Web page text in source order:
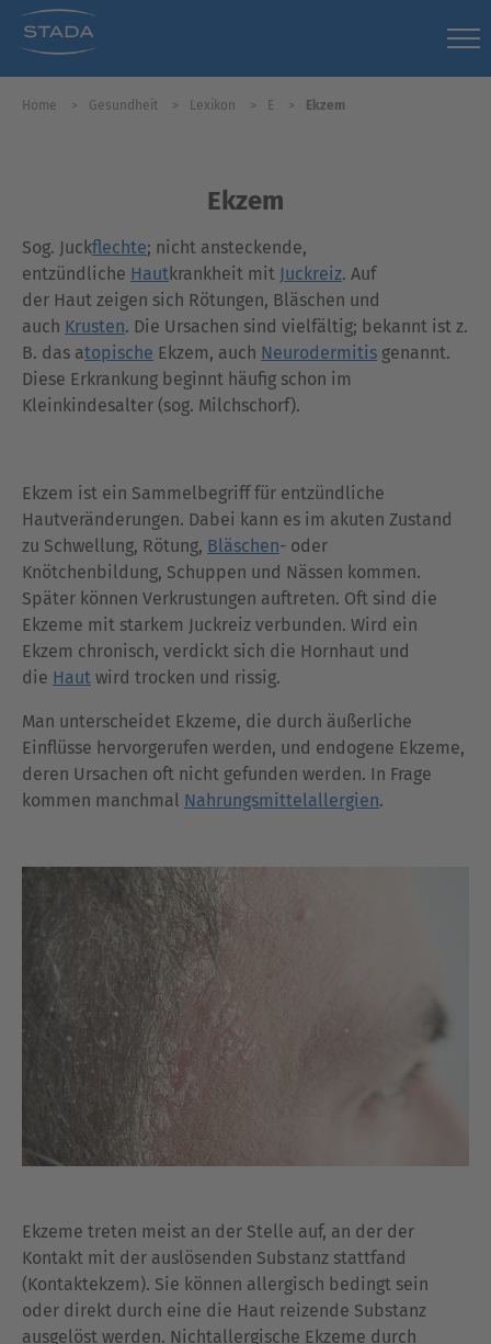
Home Gesundheit Lexikon E Ekzem
Ekzem
Sog. Juckflechte; nicht ansteckende,
entzündliche Hautkrankheit mit Juckreiz. Auf
der Haut zeigen sich Rötungen, Bläschen und
auch Krusten. Die Ursachen sind vielfältig; bekannt ist z.
B. das atopische Ekzem, auch Neurodermitis genannt.
Diese Erkrankung beginnt häufig schon im
Kleinkindesalter (sog. Milchschorf).
Ekzem ist ein Sammelbegriff für entzündliche
Hautveränderungen. Dabei kann es im akuten Zustand
zu Schwellung, Rötung, Bläschen- oder
Knötchenbildung, Schuppen und Nässen kommen.
Später können Verkrustungen auftreten. Oft sind die
Ekzeme mit starkem Juckreiz verbunden. Wird ein
Ekzem chronisch, verdickt sich die Hornhaut und
die Haut wird trocken und rissig.
Man unterscheidet Ekzeme, die durch äußerliche
Einflüsse hervorgerufen werden, und endogene Ekzeme,
deren Ursachen oft nicht gefunden werden. In Frage
kommen manchmal Nahrungsmittelallergien.
Ekzeme treten meist an der Stelle auf, an der der
Kontakt mit der auslösenden Substanz stattfand
(Kontaktekzem). Sie können allergisch bedingt sein
oder direkt durch eine die Haut reizende Substanz
ausgelöst werden. Nichtallergische Ekzeme durch